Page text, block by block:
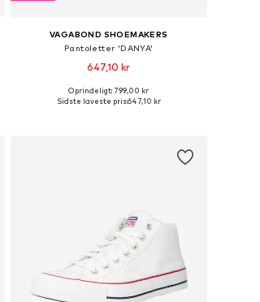
VAGABOND SHOEMAKERS
Pantoletter 'DANYA'
647,10 kr
Oprindeligt: 799,00 kr
Sidste laveste pris:647,10 kr